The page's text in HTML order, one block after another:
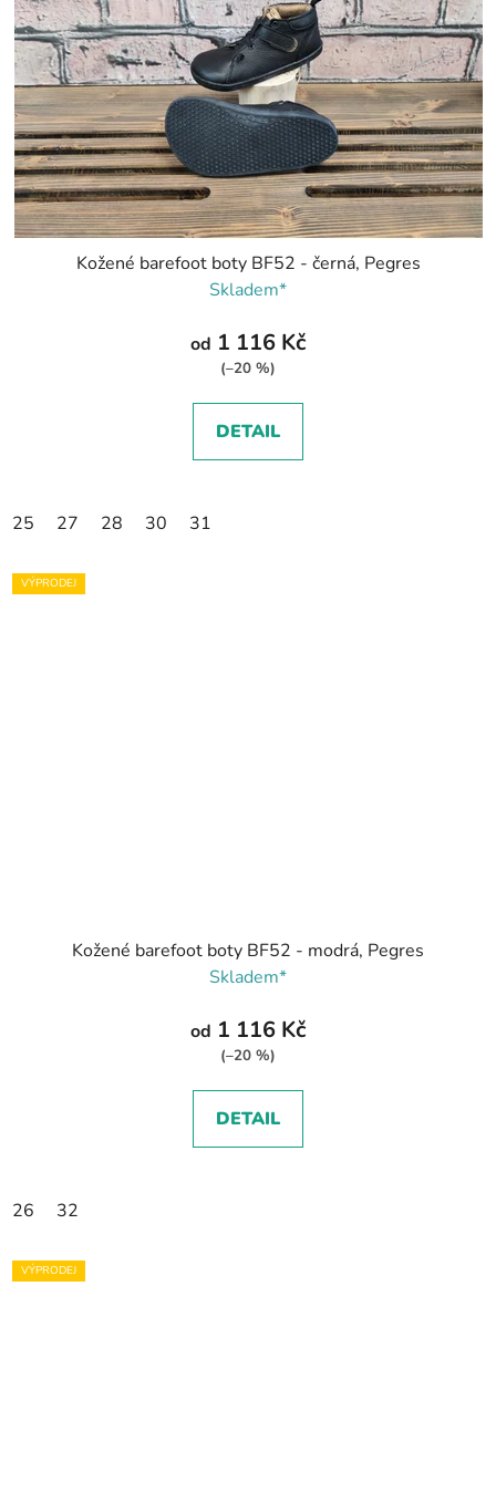
Kožené barefoot boty BF52 - černá, Pegres
Skladem*
od 1 116 Kč
(–20 %)
DETAIL
25 27 28 30 31
VÝPRODEJ
Kožené barefoot boty BF52 - modrá, Pegres
Skladem*
od 1 116 Kč
(–20 %)
DETAIL
26 32
VÝPRODEJ